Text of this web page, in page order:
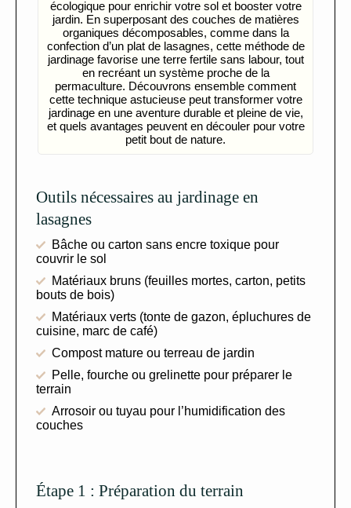
écologique pour enrichir votre sol et booster votre
jardin. En superposant des couches de matières
organiques décomposables, comme dans la
confection d’un plat de lasagnes, cette méthode de
jardinage favorise une terre fertile sans labour, tout
en recréant un système proche de la
permaculture. Découvrons ensemble comment
cette technique astucieuse peut transformer votre
jardinage en une aventure durable et pleine de vie,
et quels avantages peuvent en découler pour votre
petit bout de nature.
Outils nécessaires au jardinage en
lasagnes
Bâche ou carton sans encre toxique pour
couvrir le sol
Matériaux bruns (feuilles mortes, carton, petits
bouts de bois)
Matériaux verts (tonte de gazon, épluchures de
cuisine, marc de café)
Compost mature ou terreau de jardin
Pelle, fourche ou grelinette pour préparer le
terrain
Arrosoir ou tuyau pour l’humidification des
couches
Étape 1 : Préparation du terrain